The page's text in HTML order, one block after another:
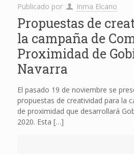
Publicado por Inma Elcano
Propuestas de
la campaña de
Proximidad de
Navarra
El pasado 19 de noviembre se
propuestas de creatividad para la
de proximidad que desarrollará
2020. Esta […]